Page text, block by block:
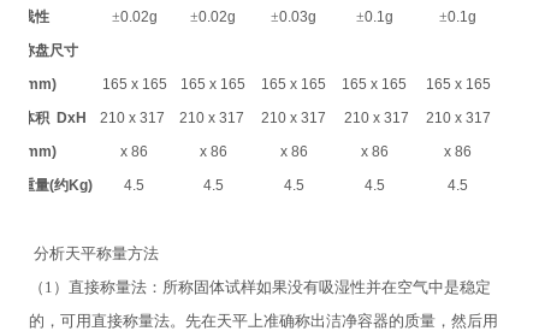
线性
±0.02g ±0.02g ±0.03g ±0.1g ±0.1g
称盘尺寸
(mm)
165 x 165 165 x 165 165 x 165 165 x 165
165 x 165
体积 DxH
(mm)
210 x 317
x 86
210 x 317
x 86
210 x 317
x 86
210 x 317
x 86
210 x 317
x 86
重量(约Kg) 4.5 4.5 4.5 4.5 4.5
分析天平称量方法
（1）直接称量法：所称固体试样如果没有吸湿性并在空气中是稳定
的，可用直接称量法。先在天平上准确称出洁净容器的质量，然后用